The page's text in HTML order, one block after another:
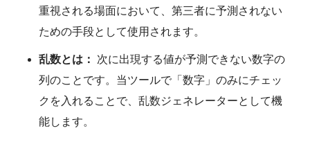
重視される場面において、第三者に予測されない
ための手段として使用されます。
乱数とは：
次に出現する値が予測できない数字の
列のことです。当ツールで「数字」のみにチェッ
クを入れることで、乱数ジェネレーターとして機
能します。